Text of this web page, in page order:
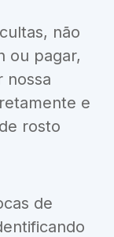
não
ou pagar,
nossa
e
rosto
de